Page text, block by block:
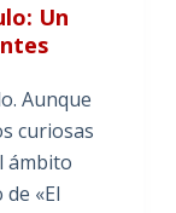
Un
Aunque
curiosas
ámbito
«El